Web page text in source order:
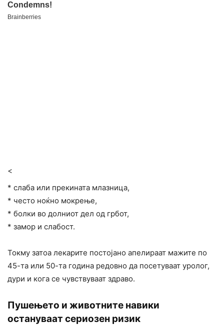
<
* слаба или прекината млазница,
* често ноќно мокрење,
* болки во долниот дел од грбот,
* замор и слабост.
Токму затоа лекарите постојано апелираат мажите по
45-та или 50-та година редовно да посетуваат уролог,
дури и кога се чувствуваат здраво.
Пушењето и животните навики
остануваат сериозен ризик